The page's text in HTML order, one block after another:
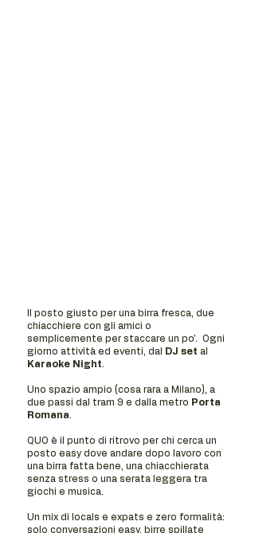
Il posto giusto per una birra fresca, due
chiacchiere con gli amici o
semplicemente per staccare un po'. Ogni
giorno attività ed eventi, dal
DJ set al
Karaoke Night.
Uno spazio ampio (cosa rara a Milano), a
due passi dal tram 9 e dalla metro Porta
Romana.
QUO è il punto di ritrovo per chi cerca un
posto easy dove andare dopo lavoro con
una birra fatta bene, una chiacchierata
senza stress o una serata leggera tra
giochi e musica.
Un mix di locals e expats e zero formalità:
solo conversazioni easy, birre spillate